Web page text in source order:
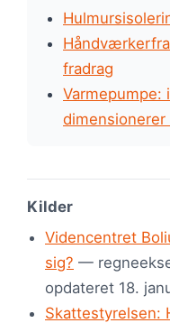
fradrag
Varmepumpe:
Kilder
Videncentret
sig? —
opdateret 18.
Skattestyrelsen: